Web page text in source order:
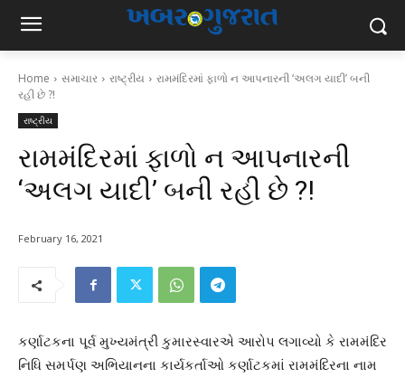
Home સમાચાર રાષ્ટ્રીય
રામમંદિરમાં ફાળો ન આપનારની ‘અલગ યાદી’ બની
રહી છે ?!
રાષ્ટ્રીય
રામમંદિરમાં ફાળો ન આપનારની
‘અલગ યાદી’ બની રહી છે ?!
February 16, 2021
કર્ણાટકના પૂર્વ મુખ્યમંત્રી કુમારસ્વારએ આરોપ લગાવ્યો કે રામમંદિર
નિધિ સમર્પણ અભિયાનના કાર્યકર્તાઓ કર્ણાટકમાં રામમંદિરના નામ